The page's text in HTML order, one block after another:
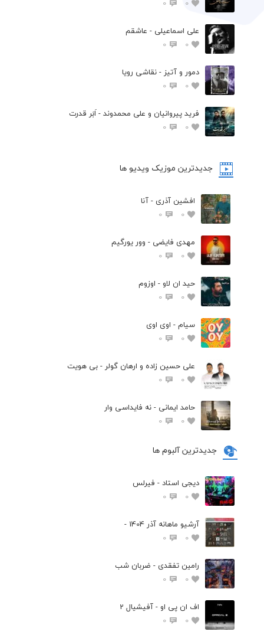
0
0
علی اسماعیلی - عاشقم
0
0
دمور و آتیز - نقاشی رویا
0
0
فرید پیروانیان و علی محمدوند - اَبَر قدرت
0
0
جدیدترین موزیک ویدیو ها
افشین آذری - آنا
0
0
مهدی فایضی - وور یورگیم
0
0
حید ان لاو - اوزوم
0
0
سیام - اوی اوی
0
0
علی حسین زاده و ارهان گولر - بی هویت
0
0
حامد ایمانی - نه فایداسی وار
0
0
جدیدترین آلبوم ها
دیجی استاد - فیرلس
0
0
آرشیو ماهانه آذر 1404 -
0
0
رامین تفقدی - ضربان شب
0
0
اف ان پی او - آفیشیال 2
0
0